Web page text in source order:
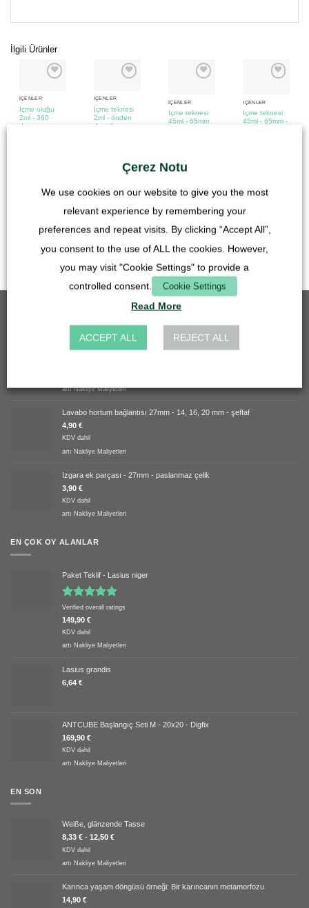
İlgili Ürünler
İÇENLER
İçme oluğu
2ml - 360
derece
Maliyetleri
İÇENLER
İçme teknesi
2ml - önden
dozajlama
KDV dahil
Maliyetleri
İÇENLER
İçme teknesi
45ml - 65mm
Maliyetleri
İÇENLER
İçme teknesi
45ml - 65mm -
Maliyetleri
Izgara ek parçası - 50mm - paslanmaz çelik
artıNakliye Maliyetleri
Lavabo hortum bağlantısı 27mm - 14, 16, 20 mm - şeffaf
4,90 €
KDV dahil
artı Nakliye Maliyetleri
Izgara ek parçası - 27mm - paslanmaz çelik
3,90 €
KDV dahil
artı Nakliye Maliyetleri
EN ÇOK OY ALANLAR
Paket Teklif - Lasius niger
5 üzerinden
5.00oy
aldı
Verified overall ratings
149,90 €
KDV dahil
artı Nakliye Maliyetleri
Lasius grandis
6,64 €
ANTCUBE Başlangıç Seti M - 20x20 - Digfix
169,90 €
KDV dahil
artı Nakliye Maliyetleri
EN SON
Weiße, glänzende Tasse
8,33 € - 12,50 €
KDV dahil
artı Nakliye Maliyetleri
Karınca yaşam döngüsü örneği: Bir karıncanın metamorfozu
14,90 €
Çerez Notu
We use cookies on our website to give you the most
relevant experience by remembering your
preferences and repeat visits. By clicking “Accept All”,
you consent to the use of ALL the cookies. However,
you may visit "Cookie Settings" to provide a
controlled consent.
Cookie Settings
Read More
ACCEPT ALL REJECT ALL